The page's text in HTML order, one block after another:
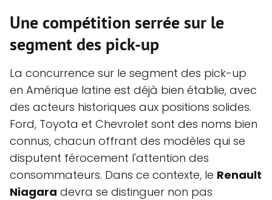
Une compétition serrée sur le
segment des pick-up
La concurrence sur le segment des pick-up
en Amérique latine est déjà bien établie, avec
des acteurs historiques aux positions solides.
Ford, Toyota et Chevrolet sont des noms bien
connus, chacun offrant des modèles qui se
disputent férocement l'attention des
consommateurs. Dans ce contexte, le Renault
Niagara devra se distinguer non pas